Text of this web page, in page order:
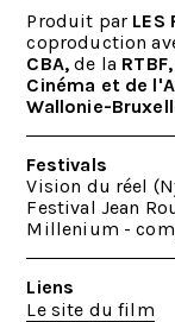
Produit par LES
coproduction
CBA,de la RTBF,
Cinéma et de
Wallonie-
Festivals
Vision du réel
Festival Jean
Millenium -
Liens
Le site du film